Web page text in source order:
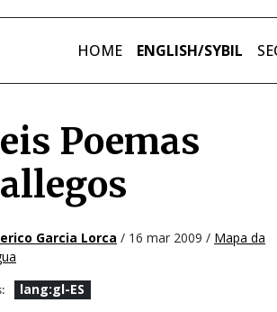
HOME ENGLISH/SYBIL
Poemas
Garcia Lorca / 16 mar 2009 / Mapa da
lang:gl-ES